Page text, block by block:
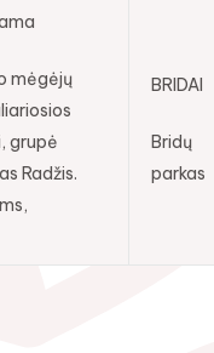
mėgėjų
grupė
Radžis.
BRIDAI
Bridų
parkas